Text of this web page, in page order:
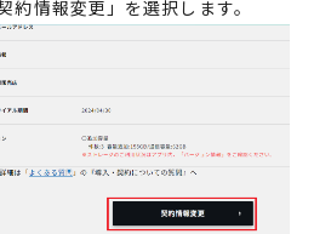
約情報変更」を選択します。